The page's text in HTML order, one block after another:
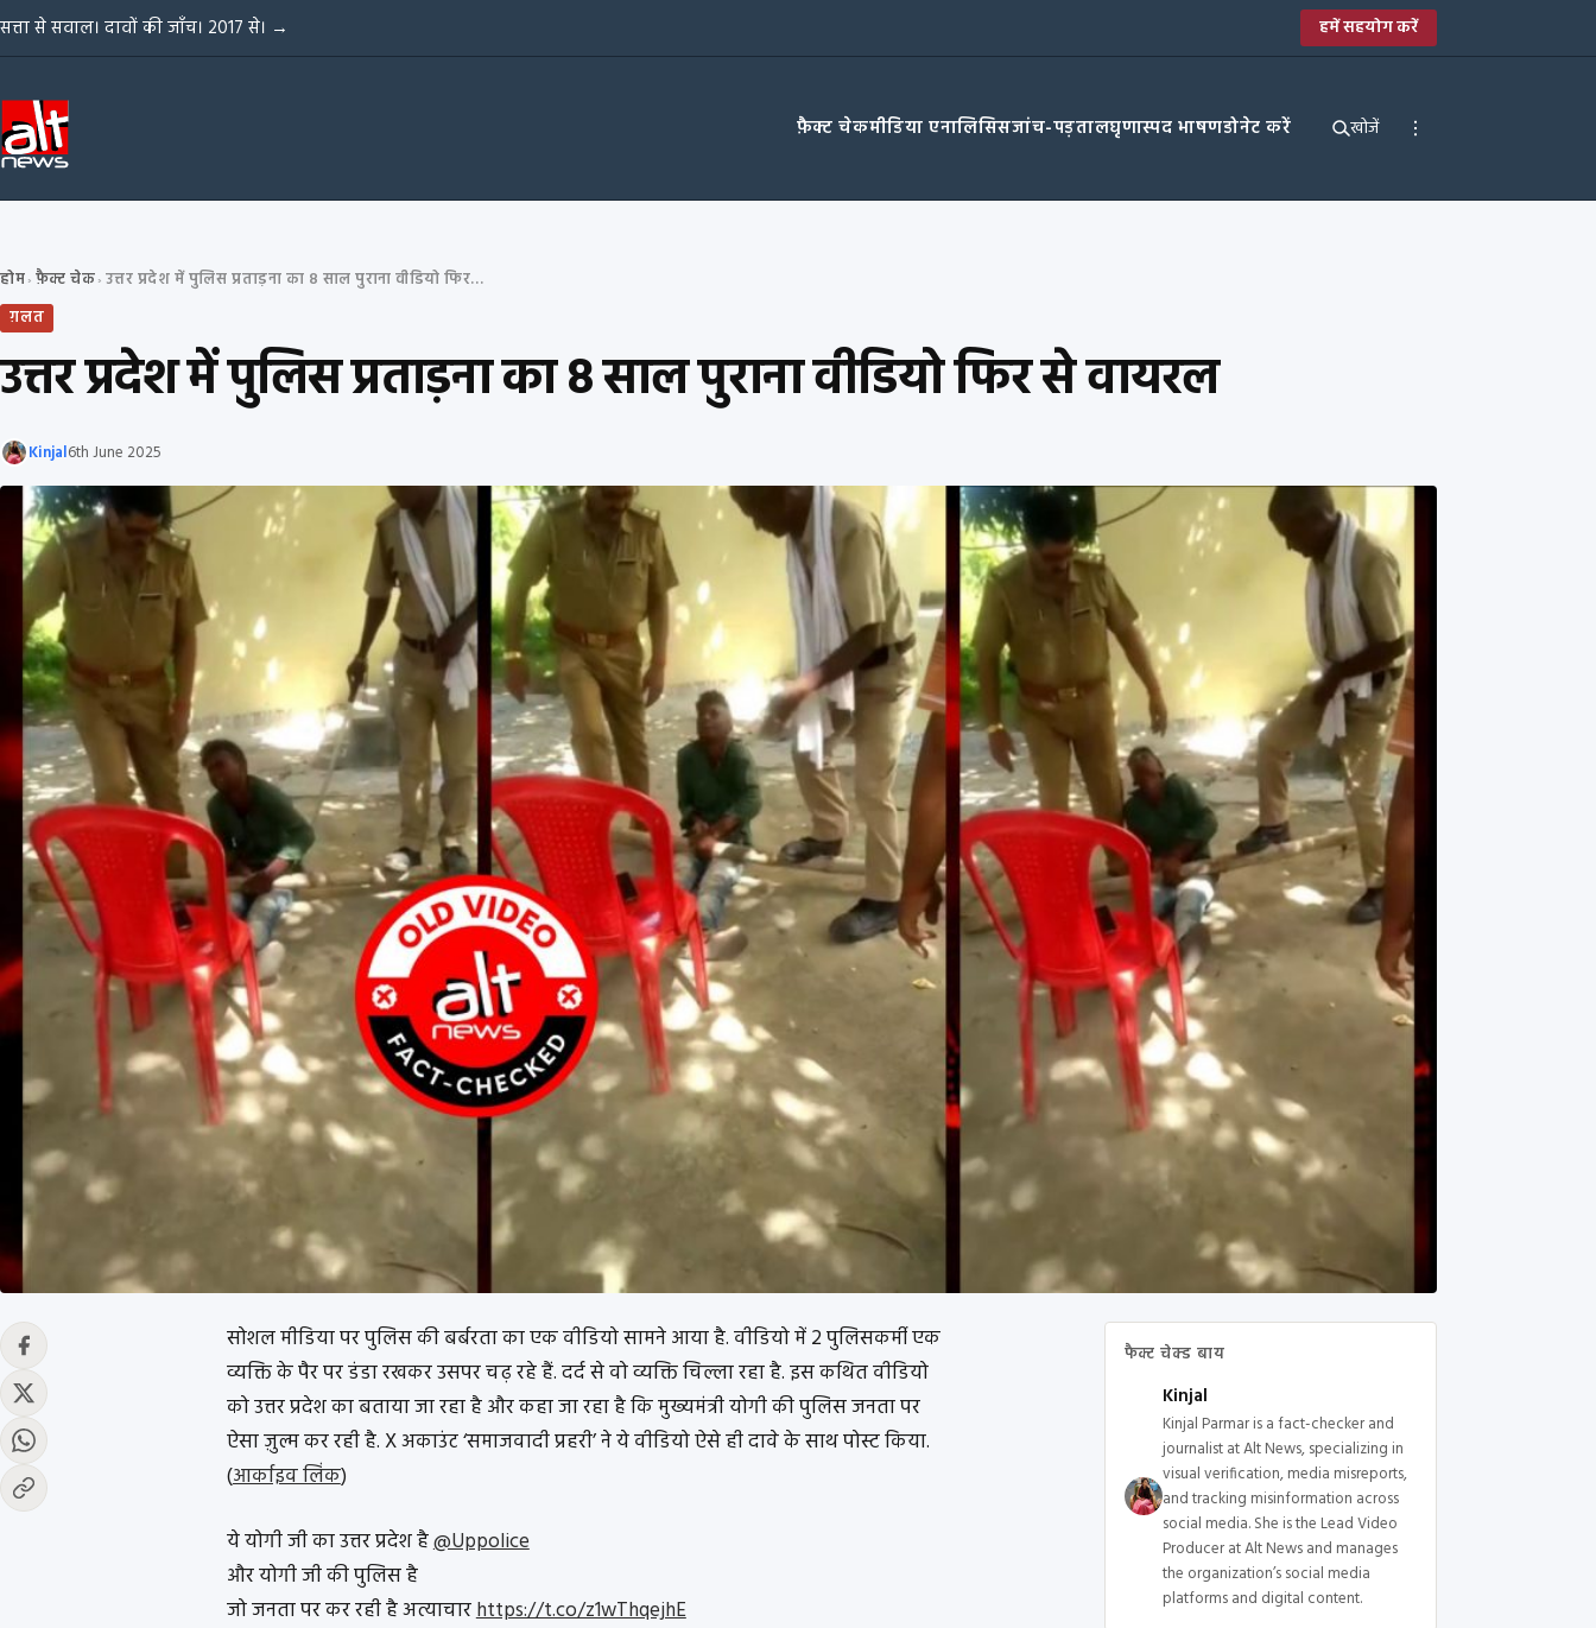
Skip to content
सत्ता से सवाल। दावों की जाँच। 2017 से। → हमें सहयोग करें
फ़ैक्ट चेकमीडिया एनालिसिसजांच-पड़तालघृणास्पद भाषणडोनेट करें खोजें
होम› फ़ैक्ट चेक›
उत्तर प्रदेश में पुलिस प्रताड़ना का 8 साल पुराना वीडियो फिर से वायरल
ग़लत
उत्तर प्रदेश में पुलिस प्रताड़ना का 8 साल पुराना वीडियो फिर से वायरल
Kinjal6th June 2025
सोशल मीडिया पर पुलिस की बर्बरता का एक वीडियो सामने आया है. वीडियो में 2 पुलिसकर्मी एक
व्यक्ति के पैर पर डंडा रखकर उसपर चढ़ रहे हैं. दर्द से वो व्यक्ति चिल्ला रहा है. इस कथित वीडियो
को उत्तर प्रदेश का बताया जा रहा है और कहा जा रहा है कि मुख्यमंत्री योगी की पुलिस जनता पर
ऐसा ज़ुल्म कर रही है. X अकाउंट ‘समाजवादी प्रहरी’ ने ये वीडियो ऐसे ही दावे के साथ पोस्ट किया.
(आर्काइव लिंक)
ये योगी जी का उत्तर प्रदेश है@Uppolice
और योगी जी की पुलिस है
जो जनता पर कर रही है अत्याचारhttps://t.co/z1wThqejhE
फैक्ट चेक्ड बाय
Kinjal
Kinjal Parmar is a fact-checker and
journalist at Alt News, specializing in
visual verification, media misreports,
and tracking misinformation across
social media. She is the Lead Video
Producer at Alt News and manages
the organization’s social media
platforms and digital content.